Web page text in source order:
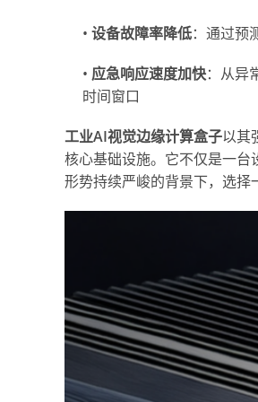
• 设备故障率降低：通过预
• 应急响应速度加快：从异
时间窗口
工业AI视觉边缘计算盒子以其
核心基础设施。它不仅是一台
形势持续严峻的背景下，选